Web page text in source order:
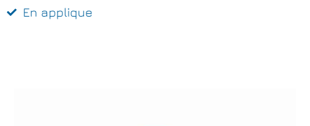
En applique